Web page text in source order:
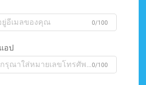
0/100
อป
0/100